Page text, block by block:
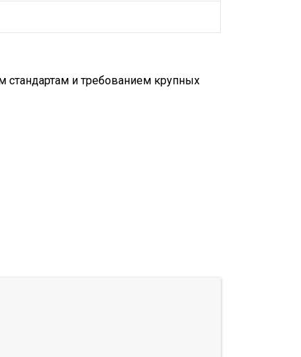
стандартам и требованием крупных